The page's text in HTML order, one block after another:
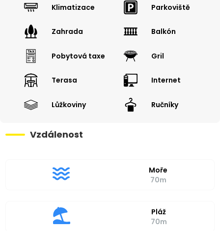
Klimatizace Parkoviště
Zahrada Balkón
Pobytová taxe Gril
Terasa Internet
Lůžkoviny Ručníky
Vzdálenost
Moře
70m
Pláž
70m